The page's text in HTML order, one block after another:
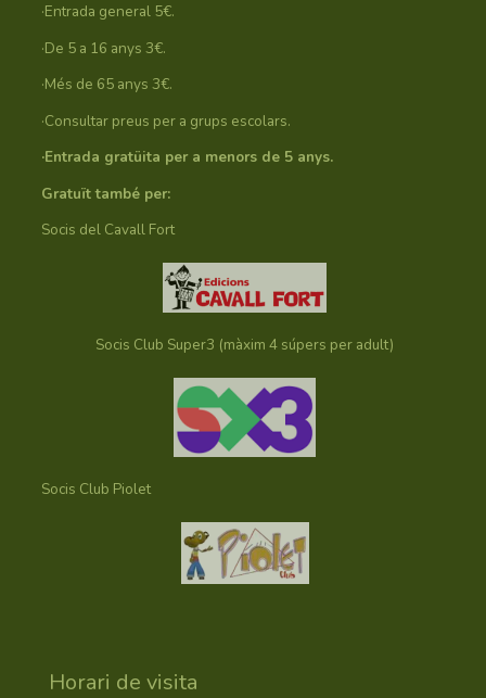
·Entrada general 5€.
·De 5 a 16 anys 3€.
·Més de 65 anys 3€.
·Consultar preus per a grups escolars.
·Entrada gratüita per a menors de 5 anys.
Gratuït també per:
Socis del Cavall Fort
Socis Club Super3 (màxim 4 súpers per adult)
Socis Club Piolet
Horari de visita